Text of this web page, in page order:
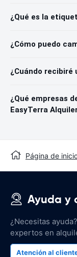
¿Qué es la
¿Cómo puedo
¿Cuándo recibiré
¿Qué empresas
EasyTerra
Página de
Ayuda y
¿Necesitas
expertos en
Atención al